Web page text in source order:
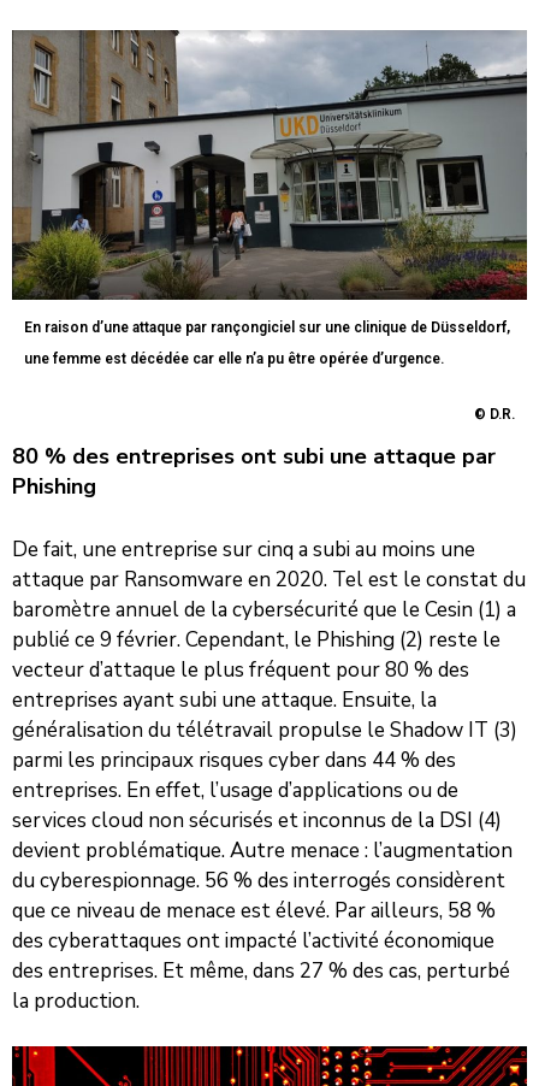
En raison d’une attaque par rançongiciel sur une clinique de Düsseldorf,
une femme est décédée car elle n’a pu être opérée d’urgence.
© D.R.
80 % des entreprises ont subi une attaque par
Phishing
De fait, une entreprise sur cinq a subi au moins une
attaque par Ransomware en 2020. Tel est le constat du
baromètre annuel de la cybersécurité que le Cesin (1) a
publié ce 9 février. Cependant, le Phishing (2) reste le
vecteur d’attaque le plus fréquent pour 80 % des
entreprises ayant subi une attaque. Ensuite, la
généralisation du télétravail propulse le Shadow IT (3)
parmi les principaux risques cyber dans 44 % des
entreprises. En effet, l’usage d’applications ou de
services cloud non sécurisés et inconnus de la DSI (4)
devient problématique. Autre menace : l’augmentation
du cyberespionnage. 56 % des interrogés considèrent
que ce niveau de menace est élevé. Par ailleurs, 58 %
des cyberattaques ont impacté l’activité économique
des entreprises. Et même, dans 27 % des cas, perturbé
la production.